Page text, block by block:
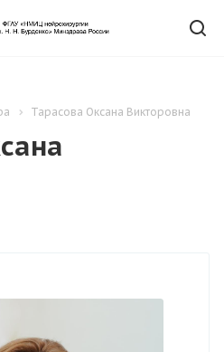
Тарасова Оксана Викторовна